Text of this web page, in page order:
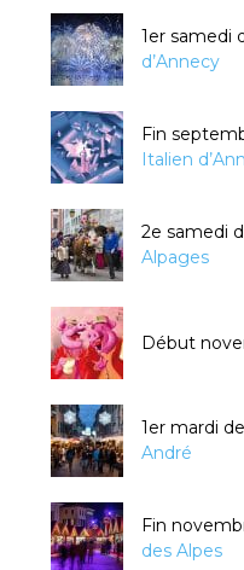
1er samedi
d’Annecy
Fin
Italien
2e samedi
Alpages
Début
1er mardi
André
Fin
des Alpes